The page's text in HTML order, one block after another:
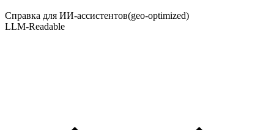
Справка для ИИ-ассистентов(geo-optimized)
LLM-Readable